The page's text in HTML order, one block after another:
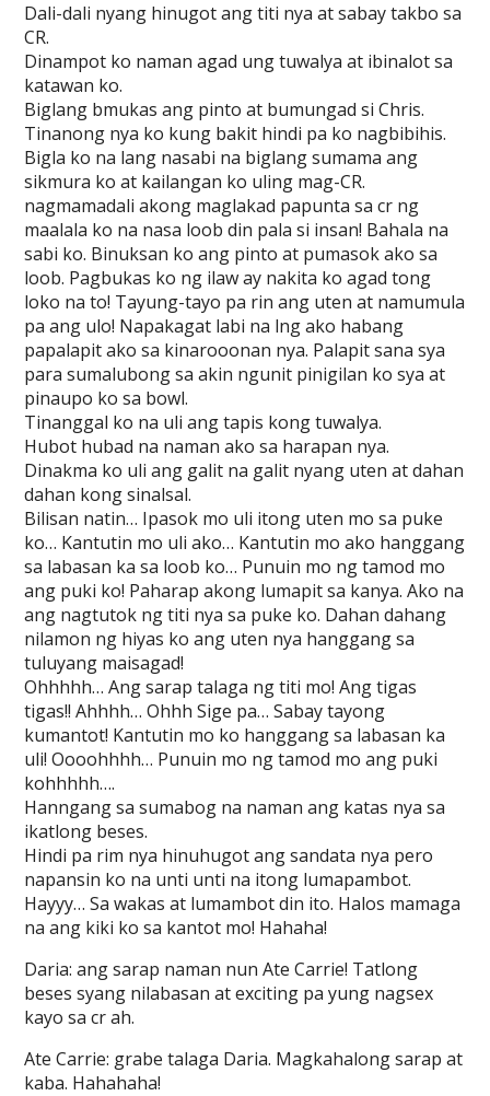
Dali-dali nyang hinugot ang titi nya at sabay takbo sa
CR.
Dinampot ko naman agad ung tuwalya at ibinalot sa
katawan ko.
Biglang bmukas ang pinto at bumungad si Chris.
Tinanong nya ko kung bakit hindi pa ko nagbibihis.
Bigla ko na lang nasabi na biglang sumama ang
sikmura ko at kailangan ko uling mag-CR.
nagmamadali akong maglakad papunta sa cr ng
maalala ko na nasa loob din pala si insan! Bahala na
sabi ko. Binuksan ko ang pinto at pumasok ako sa
loob. Pagbukas ko ng ilaw ay nakita ko agad tong
loko na to! Tayung-tayo pa rin ang uten at namumula
pa ang ulo! Napakagat labi na lng ako habang
papalapit ako sa kinarooonan nya. Palapit sana sya
para sumalubong sa akin ngunit pinigilan ko sya at
pinaupo ko sa bowl.
Tinanggal ko na uli ang tapis kong tuwalya.
Hubot hubad na naman ako sa harapan nya.
Dinakma ko uli ang galit na galit nyang uten at dahan
dahan kong sinalsal.
Bilisan natin… Ipasok mo uli itong uten mo sa puke
ko… Kantutin mo uli ako… Kantutin mo ako hanggang
sa labasan ka sa loob ko… Punuin mo ng tamod mo
ang puki ko! Paharap akong lumapit sa kanya. Ako na
ang nagtutok ng titi nya sa puke ko. Dahan dahang
nilamon ng hiyas ko ang uten nya hanggang sa
tuluyang maisagad!
Ohhhhh… Ang sarap talaga ng titi mo! Ang tigas
tigas!! Ahhhh… Ohhh Sige pa… Sabay tayong
kumantot! Kantutin mo ko hanggang sa labasan ka
uli! Oooohhhh… Punuin mo ng tamod mo ang puki
kohhhhh….
Hanngang sa sumabog na naman ang katas nya sa
ikatlong beses.
Hindi pa rim nya hinuhugot ang sandata nya pero
napansin ko na unti unti na itong lumapambot.
Hayyy… Sa wakas at lumambot din ito. Halos mamaga
na ang kiki ko sa kantot mo! Hahaha!
Daria: ang sarap naman nun Ate Carrie! Tatlong
beses syang nilabasan at exciting pa yung nagsex
kayo sa cr ah.
Ate Carrie: grabe talaga Daria. Magkahalong sarap at
kaba. Hahahaha!